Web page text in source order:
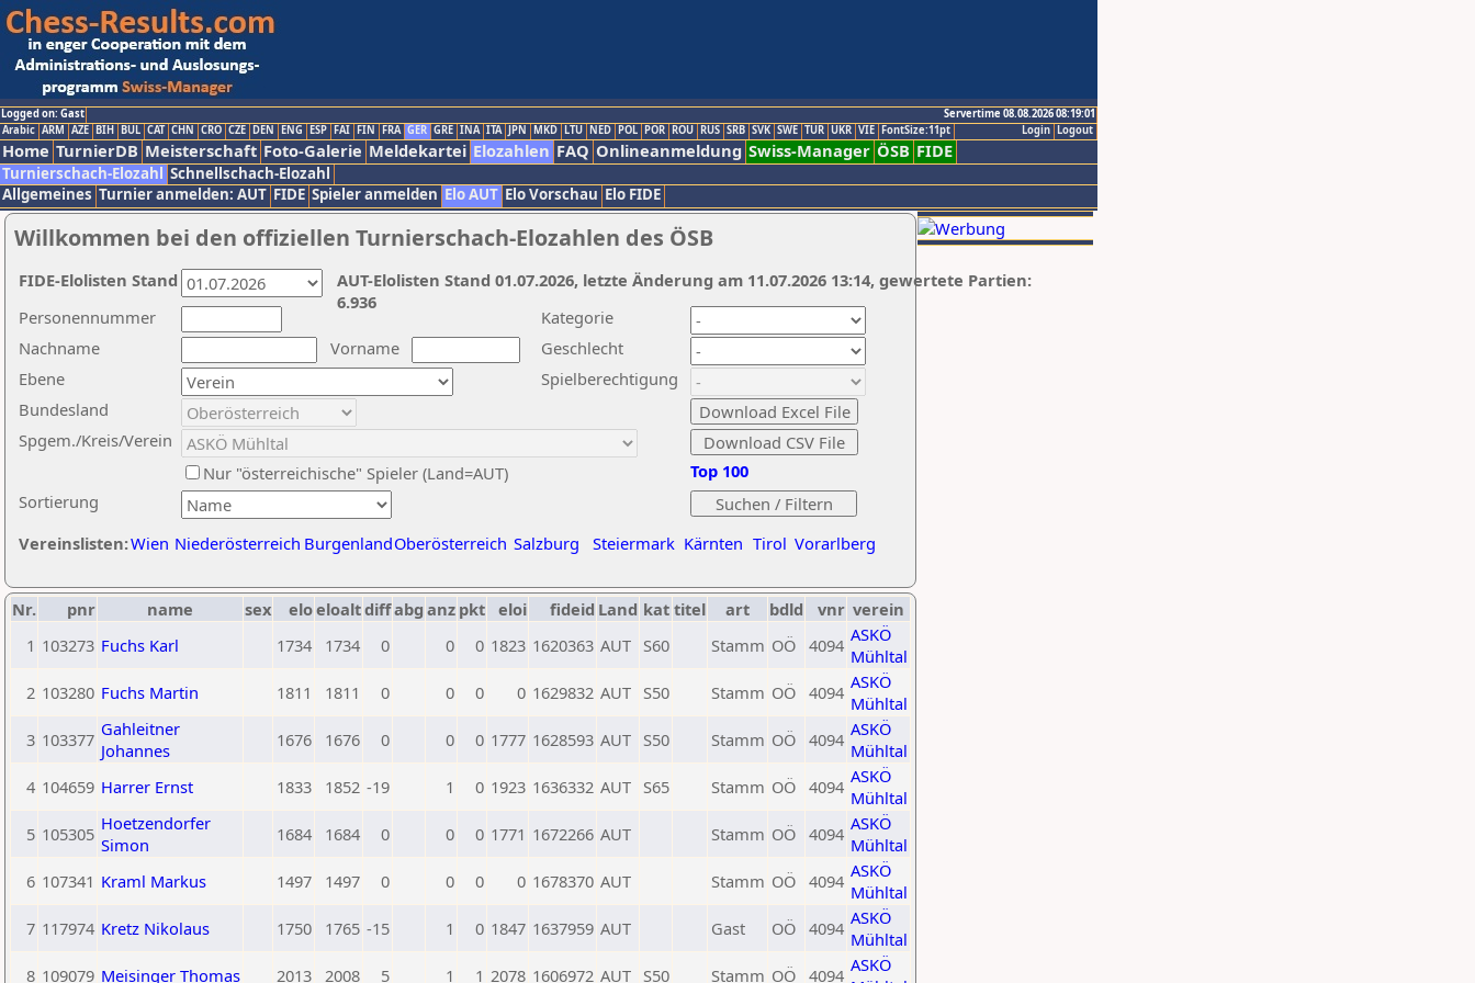
Logged on: Gast
Servertime 08.08.2026 08:19:01
Logout
Login
Arabic ARM AZE BIH BUL CAT CHN CRO CZE DEN ENG ESP FAI FIN FRA GER GRE INA ITA JPN MKD LTU NED POL POR ROU RUS SRB SVK SWE TUR UKR VIE FontSize:11pt
Home TurnierDB Meisterschaft Foto-Galerie Meldekartei Elozahlen FAQ Onlineanmeldung Swiss-Manager ÖSB FIDE
Turnierschach-Elozahl Schnellschach-Elozahl
Allgemeines Turnier anmelden: AUT FIDE Spieler anmelden Elo AUT Elo Vorschau Elo FIDE
Willkommen bei den offiziellen Turnierschach-Elozahlen des ÖSB
Nachname
Vorname
Ebene
Kategorie
Sortierung
Personennummer
Bundesland
Spgem./Kreis/Verein
Geschlecht
Nur "österreichische" Spieler (Land=AUT)
Spielberechtigung
Vereinslisten:Wien Niederösterreich BurgenlandOberösterreich Salzburg Steiermark Kärnten Tirol Vorarlberg
Top 100
AUT-Elolisten Stand 01.07.2026, letzte Änderung am 11.07.2026 13:14, gewertete Partien:
6.936
FIDE-Elolisten Stand
Nr. pnr name sex eloeloaltdiffabg anz pkt eloi fideid Land kat titel art bdld vnr verein
1 103273 Fuchs Karl 1734 1734 0 0 0 1823 1620363 AUT S60 Stamm OÖ 4094 ASKÖ
Mühltal
2 103280 Fuchs Martin 1811 1811 0 0 0 0 1629832 AUT S50 Stamm OÖ 4094 ASKÖ
Mühltal
3 103377 Gahleitner
Johannes
1676 1676 0 0 0 1777 1628593 AUT S50 Stamm OÖ 4094 ASKÖ
Mühltal
4 104659 Harrer Ernst 1833 1852 -19 1 0 1923 1636332 AUT S65 Stamm OÖ 4094 ASKÖ
Mühltal
5 105305 Hoetzendorfer
Simon
1684 1684 0 0 0 1771 1672266 AUT Stamm OÖ 4094 ASKÖ
Mühltal
6 107341 Kraml Markus 1497 1497 0 0 0 0 1678370 AUT Stamm OÖ 4094 ASKÖ
Mühltal
7 117974 Kretz Nikolaus 1750 1765 -15 1 0 1847 1637959 AUT Gast OÖ 4094 ASKÖ
Mühltal
8 109079 Meisinger Thomas 2013 2008 5 1 1 2078 1606972 AUT S50 Stamm OÖ 4094 ASKÖ